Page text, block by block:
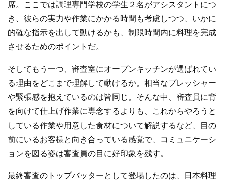
席。ここでは調理専門学校の学生２名がアシスタントにつ
き、彼らの実力や作業にかかる時間も考慮しつつ、いかに
的確な指示を出して動けるかも、制限時間内に料理を完成
させるためのポイントだ。
そしてもう一つ、審査室にオープンキッチンが選ばれてい
る理由をどこまで理解して動けるか。相当なプレッシャー
や緊張感を抱えているのは皆同じ。そんな中、審査員に背
を向けて仕上げ作業に専念するよりも、これからやろうと
している作業や用意した食材について解説するなど、目の
前にいるお客様と向き合っている感覚で、コミュニケーシ
ョンを図る姿は審査員の目に好印象を残す。
最終審査のトップバッターとして登場したのは、日本料理